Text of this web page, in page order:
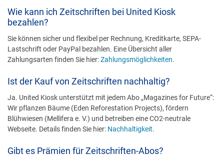
Wie kann ich Zeitschriften bei United Kiosk
bezahlen?
Sie können sicher und flexibel per Rechnung, Kreditkarte, SEPA-
Lastschrift oder PayPal bezahlen. Eine Übersicht aller
Zahlungsarten finden Sie hier:Zahlungsmöglichkeiten.
Ist der Kauf von Zeitschriften nachhaltig?
Ja. United Kiosk unterstützt mit jedem Abo „Magazines for Future“:
Wir pflanzen Bäume (Eden Reforestation Projects), fördern
Blühwiesen (Mellifera e. V.) und betreiben eine CO2-neutrale
Webseite. Details finden Sie hier: Nachhaltigkeit.
Gibt es Prämien für Zeitschriften-Abos?